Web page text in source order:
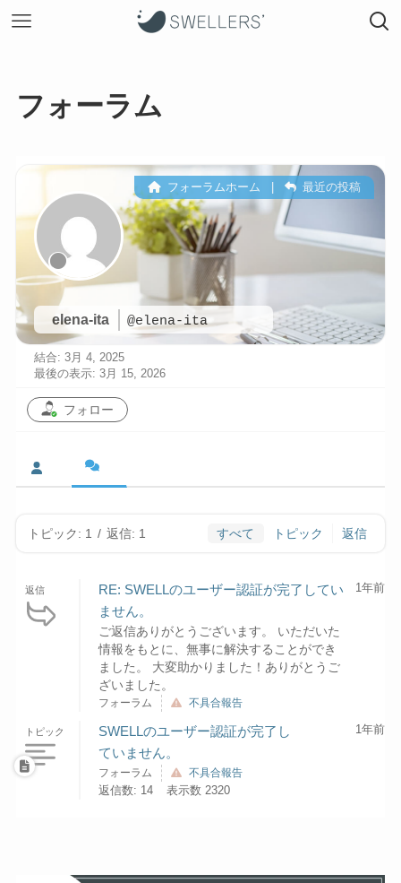
フォーラム
elena-ita @elena-ita
フォーラムホーム | 最近の投稿
結合: 3月 4, 2025
最後の表示: 3月 15, 2026
フォロー
トピック: 1 / 返信: 1 すべて トピック 返信
返信
RE: SWELLのユーザー認証が完了してい
ません。
ご返信ありがとうございます。 いただいた
情報をもとに、無事に解決することができ
ました。 大変助かりました！ありがとうご
ざいました。
1年前
フォーラム 不具合報告
トピック
SWELLのユーザー認証が完了し
ていません。
1年前
フォーラム 不具合報告
返信数: 14 表示数 2320